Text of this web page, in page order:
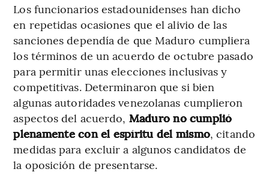
Los funcionarios estadounidenses han dicho
en repetidas ocasiones que el alivio de las
sanciones dependía de que Maduro cumpliera
los términos de un acuerdo de octubre pasado
para permitir unas elecciones inclusivas y
competitivas. Determinaron que si bien
algunas autoridades venezolanas cumplieron
aspectos del acuerdo, Maduro no cumplió
plenamente con el espíritu del mismo, citando
medidas para excluir a algunos candidatos de
la oposición de presentarse.